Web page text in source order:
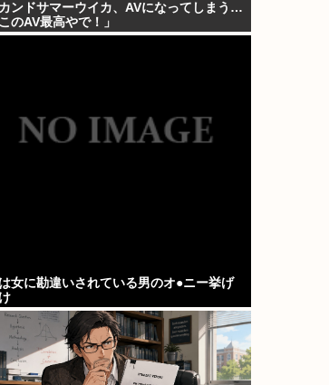
ンドサマーウイカ、AVになってしまう…
このAV最高やで！」
女に勘違いされている男のオ●ニー挙げ